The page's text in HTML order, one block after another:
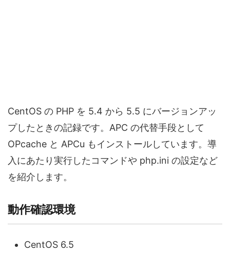
CentOS の PHP を 5.4 から 5.5 にバージョンアッ
プしたときの記録です。APC の代替手段として
OPcache と APCu もインストールしています。導
入にあたり実行したコマンドや php.ini の設定など
を紹介します。
動作確認環境
CentOS 6.5